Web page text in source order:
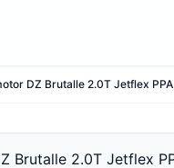
DZ Brutalle 2.0T Jetflex PPA